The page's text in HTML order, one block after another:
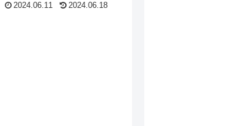
2024.06.11 2024.06.18